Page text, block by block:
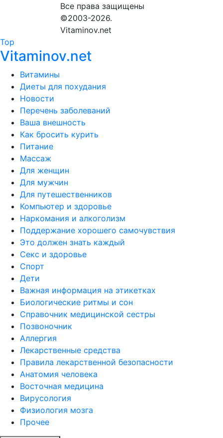
Все права защищены
©2003-2026.
Vitaminov.net
Top
Vitaminov.net
Витамины
Диеты для похудания
Новости
Перечень заболеваний
Ваша внешность
Как бросить курить
Питание
Массаж
Для женщин
Для мужчин
Для путешественников
Компьютер и здоровье
Наркомания и алкоголизм
Поддержание хорошего самочувствия
Это должен знать каждый
Секс и здоровье
Спорт
Дети
Важная информация на этикетках
Биологические ритмы и сон
Справочник медицинской сестры
Позвоночник
Аллергия
Лекарственные средства
Правила лекарственной безопасности
Aнатомия человека
Восточная медицина
Вирусология
Физиология мозга
Прочее